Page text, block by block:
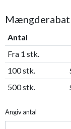
Mængderabat
Antal
Fra 1 stk.
100 stk.
500 stk.
Angiv antal